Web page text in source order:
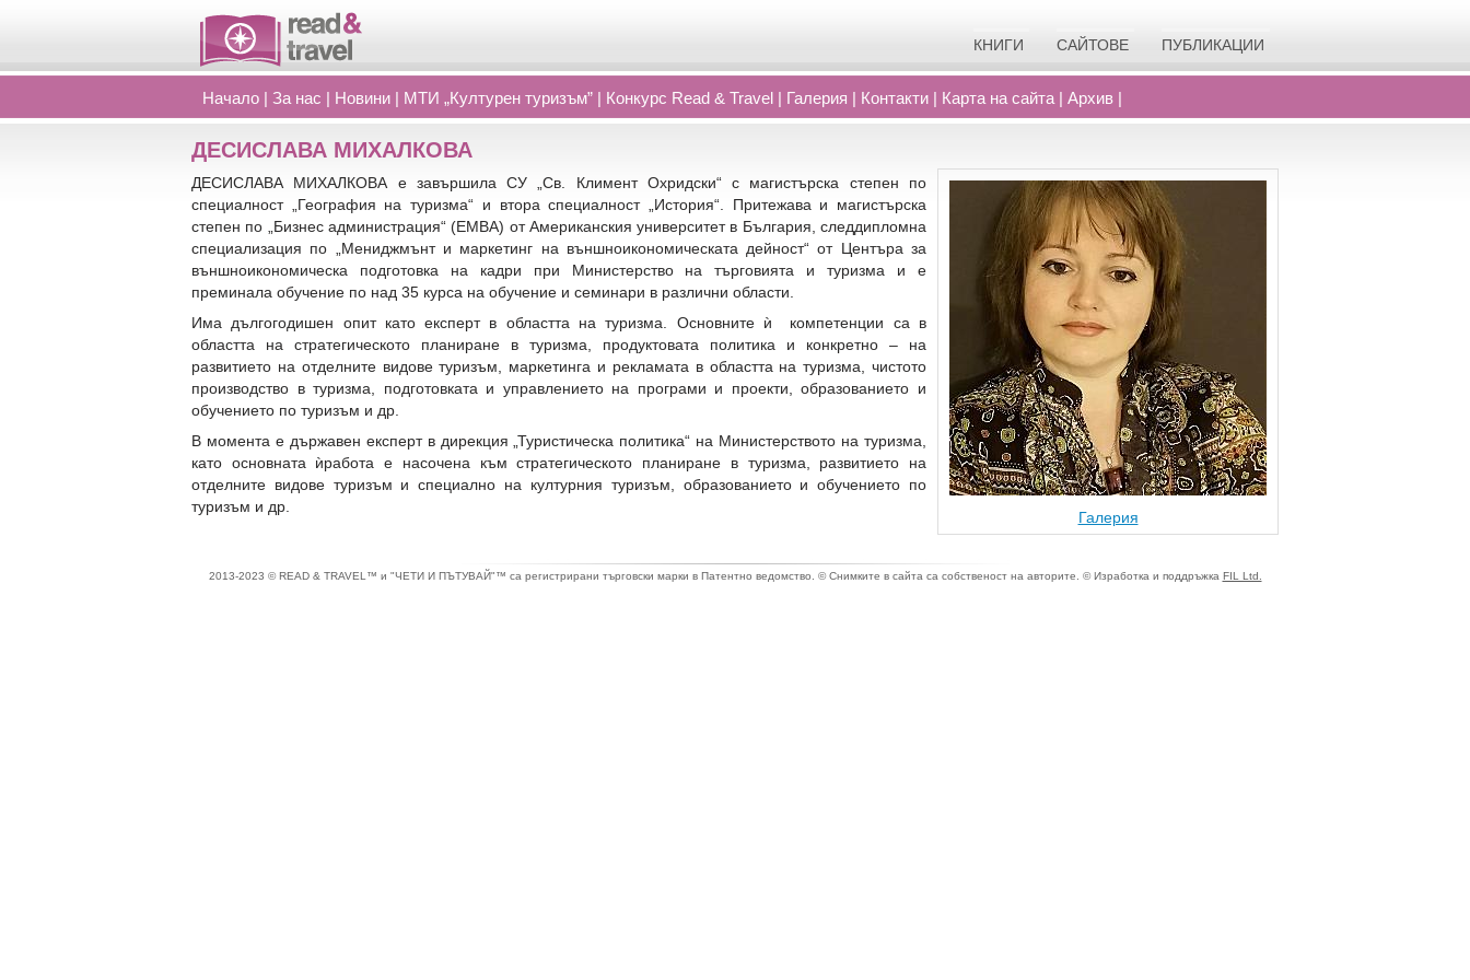
КНИГИ САЙТОВЕ ПУБЛИКАЦИИ
Начало | За нас | Новини | МТИ „Културен туризъм” | Конкурс Read & Travel | Галерия | Контакти | Карта на сайта | Архив |
ДЕСИСЛАВА МИХАЛКОВА
Галерия
ДЕСИСЛАВА МИХАЛКОВА е завършила СУ „Св. Климент Охридски“ с магистърска степен по
специалност „География на туризма“ и втора специалност „История“. Притежава и магистърска
степен по „Бизнес администрация“ (EMBA) от Американския университет в България, следдипломна
специализация по „Мениджмънт и маркетинг на външноикономическата дейност“ от Центъра за
външноикономическа подготовка на кадри при Министерство на търговията и туризма и е
преминала обучение по над 35 курса на обучение и семинари в различни области.
Има дългогодишен опит като експерт в областта на туризма. Основните ѝ компетенции са в
областта на стратегическото планиране в туризма, продуктовата политика и конкретно – на
развитието на отделните видове туризъм, маркетинга и рекламата в областта на туризма, чистото
производство в туризма, подготовката и управлението на програми и проекти, образованието и
обучението по туризъм и др.
В момента е държавен експерт в дирекция „Туристическа политика“ на Министерството на туризма,
като основната ѝработа е насочена към стратегическото планиране в туризма, развитието на
отделните видове туризъм и специално на културния туризъм, образованието и обучението по
туризъм и др.
2013-2023 © READ & TRAVEL™ и "ЧЕТИ И ПЪТУВАЙ"™ са регистрирани търговски марки в Патентно ведомство. © Снимките в сайта са собственост на авторите. © Изработка и поддръжка FIL Ltd.